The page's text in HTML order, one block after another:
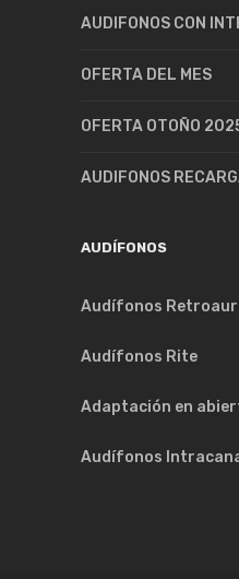
AUDIFONOS CON
OFERTA DEL MES
OFERTA OTOÑO
AUDIFONOS
AUDÍFONOS
Audífonos
Audífonos Rite
Adaptación en
Audífonos